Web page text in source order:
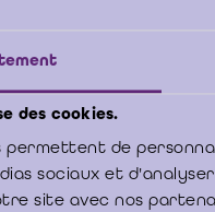
des cookies.
permettent de
sociaux et
site avec nos
En vertu de la norme
par la direction doit faire
documenter dans son